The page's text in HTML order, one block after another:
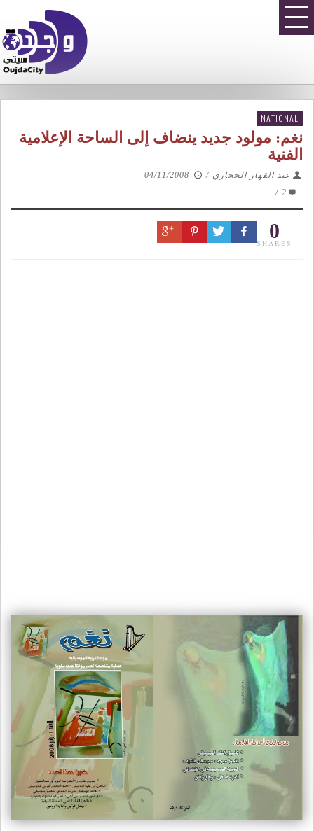
NATIONAL
نغم: مولود جديد ينضاف إلى الساحة الإعلامية
الفنية
عبد القهار الحجاري /
04/11/2008
2
/
0
SHARES